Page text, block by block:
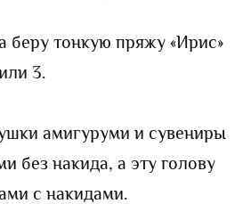
беру тонкую пряжу «Ирис»
3.
амигуруми и сувениры
без накида, а эту голову
с накидами.